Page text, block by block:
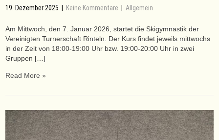
19. Dezember 2025 Keine Kommentare |Allgemein
Am Mittwoch, den 7. Januar 2026, startet die Skigymnastik der
Vereinigten Turnerschaft Rinteln. Der Kurs findet jeweils mittwochs
in der Zeit von 18:00-19:00 Uhr bzw. 19:00-20:00 Uhr in zwei
Gruppen […]
Read More »